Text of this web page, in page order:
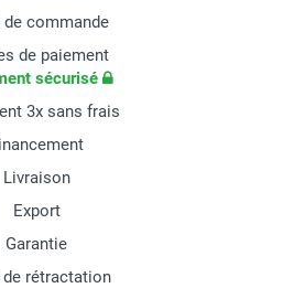
de commande
de paiement
sécurisé
3x sans frais
Livraison
Export
Garantie
rétractation